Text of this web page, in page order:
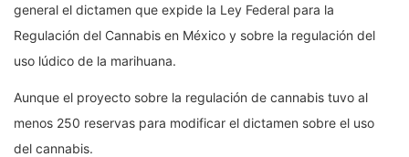
general el dictamen que expide la Ley Federal para la
Regulación del Cannabis en México y sobre la regulación del
uso lúdico de la marihuana.
Aunque el proyecto sobre la regulación de cannabis tuvo al
menos 250 reservas para modificar el dictamen sobre el uso
del cannabis.